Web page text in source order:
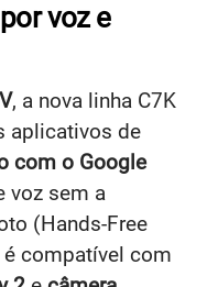
voz e
, a nova linha C7K
aplicativos de
com o Google
voz sem a
(Hands-Free
compatível com